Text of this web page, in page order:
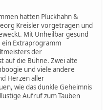
hatten Plückhahn &
Kreisler vorgetragen und
Mit Unheilbar gesund
ein Extraprogramm
der
auf die Bühne. Zwei alte
und viele andere
Herzen aller
wie das dunkle Geheimnis
Aufruf zum Tauben